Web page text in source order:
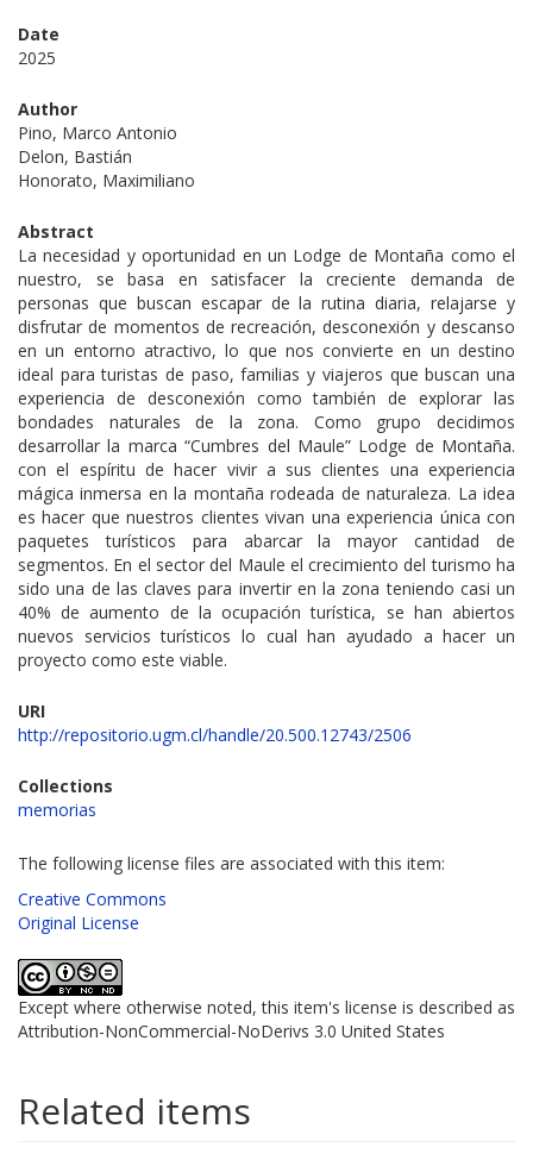
Date
2025
Author
Pino, Marco Antonio
Delon, Bastián
Honorato, Maximiliano
Abstract
La necesidad y oportunidad en un Lodge de Montaña como el
nuestro, se basa en satisfacer la creciente demanda de
personas que buscan escapar de la rutina diaria, relajarse y
disfrutar de momentos de recreación, desconexión y descanso
en un entorno atractivo, lo que nos convierte en un destino
ideal para turistas de paso, familias y viajeros que buscan una
experiencia de desconexión como también de explorar las
bondades naturales de la zona. Como grupo decidimos
desarrollar la marca “Cumbres del Maule” Lodge de Montaña.
con el espíritu de hacer vivir a sus clientes una experiencia
mágica inmersa en la montaña rodeada de naturaleza. La idea
es hacer que nuestros clientes vivan una experiencia única con
paquetes turísticos para abarcar la mayor cantidad de
segmentos. En el sector del Maule el crecimiento del turismo ha
sido una de las claves para invertir en la zona teniendo casi un
40% de aumento de la ocupación turística, se han abiertos
nuevos servicios turísticos lo cual han ayudado a hacer un
proyecto como este viable.
URI
http://repositorio.ugm.cl/handle/20.500.12743/2506
Collections
memorias
The following license files are associated with this item:
Creative Commons
Original License
Except where otherwise noted, this item's license is described as
Attribution-NonCommercial-NoDerivs 3.0 United States
Related items